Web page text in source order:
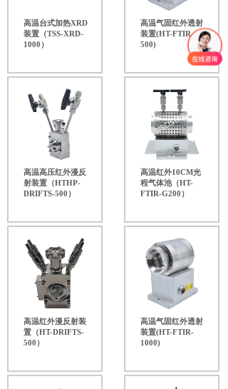
高温台式加热XRD
装置（TSS-XRD-
1000）
高温气固红外透射
装置(HT-FTIR-
500)
高温高压红外漫反
射装置（HTHP-
DRIFTS-500）
高温红外10CM光
程气体池（HT-
FTIR-G200）
高温红外漫反射装
置（HT-DRIFTS-
500）
高温气固红外透射
装置(HT-FTIR-
1000)